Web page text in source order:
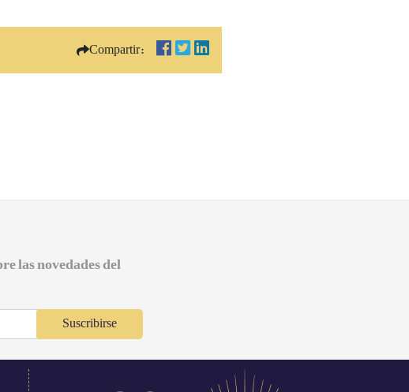
Compartir:
las novedades del
Suscribirse